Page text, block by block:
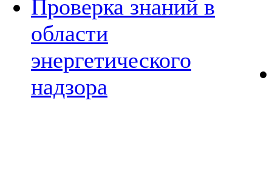
Проверка знаний в
области
энергетического
надзора